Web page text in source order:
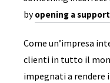
byopening a
Come un’impresa
clienti in tutto il
impegnati a rendere